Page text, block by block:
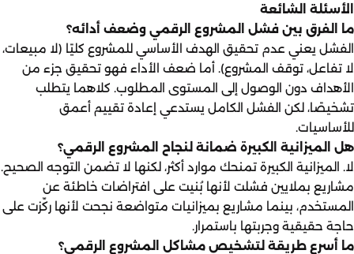
الأسئلة الشائعة
ما الفرق بين فشل المشروع الرقمي وضعف أدائه؟
الفشل يعني عدم تحقيق الهدف الأساسي للمشروع كليًا (لا مبيعات،
لا تفاعل، توقف المشروع). أما ضعف الأداء فهو تحقيق جزء من
الأهداف دون الوصول إلى المستوى المطلوب. كلاهما يتطلب
تشخيصًا، لكن الفشل الكامل يستدعي إعادة تقييم أعمق
للأساسيات.
هل الميزانية الكبيرة ضمانة لنجاح المشروع الرقمي؟
لا. الميزانية الكبيرة تمنحك موارد أكثر، لكنها لا تضمن التوجه الصحيح.
مشاريع بملايين فشلت لأنها بُنيت على افتراضات خاطئة عن
المستخدم، بينما مشاريع بميزانيات متواضعة نجحت لأنها ركّزت على
حاجة حقيقية وجربتها باستمرار.
ما أسرع طريقة لتشخيص مشاكل المشروع الرقمي؟